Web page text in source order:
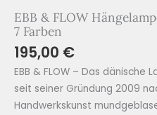
EBB & FLOW
7 Farben
195,00 €
EBB & FLOW – Das
seit seiner Gründung 2009
Handwerkskunst